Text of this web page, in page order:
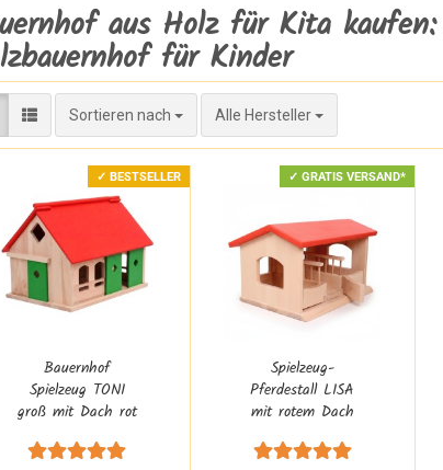
aus Holz für Kita
für Kinder
Sortieren nach
Sortieren nach Alle Hersteller
✓ BESTSELLER
Bauernhof
Spielzeug TONI
groß mit Dach rot
aus Buche
✓ GRATIS VERSAND*
Spielzeug-
Pferdestall LISA
mit rotem Dach
Kinder Reiterhof